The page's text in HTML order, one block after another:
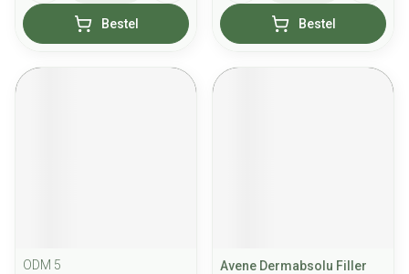
Bestel Bestel
ODM 5
Avene Dermabsolu Filler